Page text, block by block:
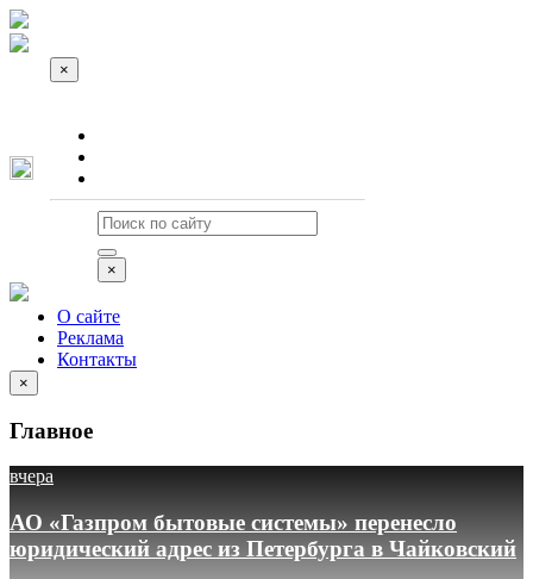
×
×
О сайте
Реклама
Контакты
×
Главное
вчера
АО «Газпром бытовые системы» перенесло
юридический адрес из Петербурга в Чайковский